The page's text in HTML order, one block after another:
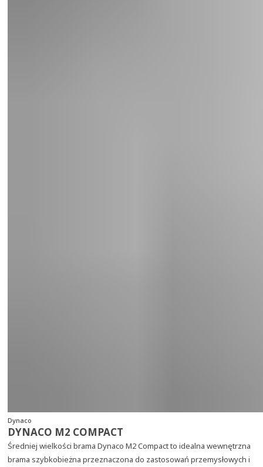
Dynaco
DYNACO M2 COMPACT
Średniej wielkości brama Dynaco M2 Compact to idealna wewnętrzna
brama szybkobieżna przeznaczona do zastosowań przemysłowych i